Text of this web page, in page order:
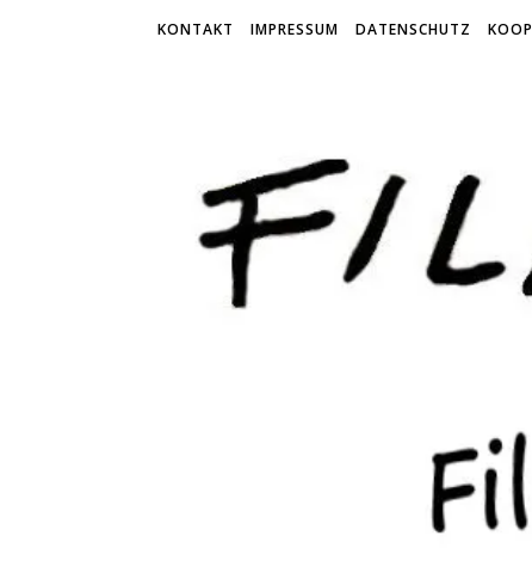
KONTAKT IMPRESSUM DATENSCHUTZ KOOP